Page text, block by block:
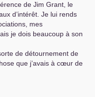
de Jim Grant, le
d’intérêt. Je lui rends
mes
je dois beaucoup à son
de détournement de
que j’avais à cœur de